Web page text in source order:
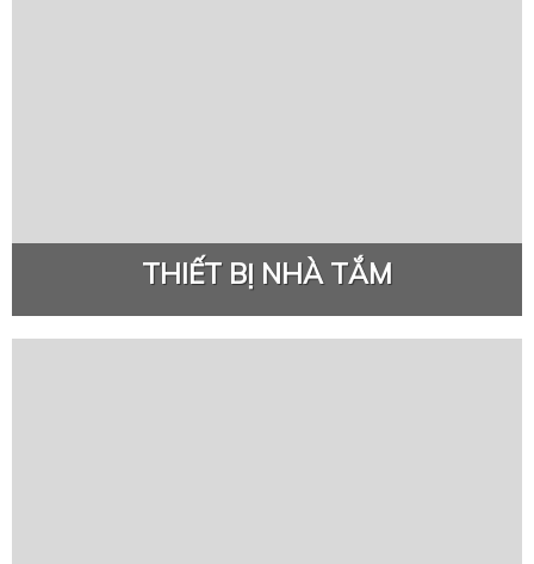
THIẾT BỊ NHÀ TẮM